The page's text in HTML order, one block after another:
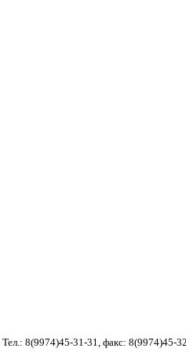
Тел.: 8(9974)45-31-31, факс: 8(9974)45-